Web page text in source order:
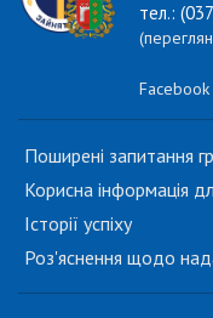
тел.:
Facebook
Поширені запитання
Корисна інформація
Історії успіху
Роз'яснення щодо